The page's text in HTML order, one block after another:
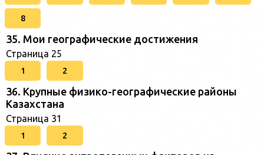
8
35. Мои географические достижения
Страница 25
1 2
36. Крупные физико-географические районы
Казахстана
Страница 31
1 2